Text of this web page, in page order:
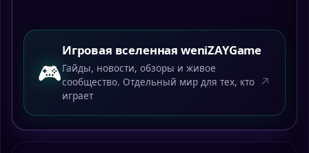
🎮
Игровая вселенная weniZAYGame
Гайды, новости, обзоры и живое
сообщество. Отдельный мир для тех, кто
играет
↗